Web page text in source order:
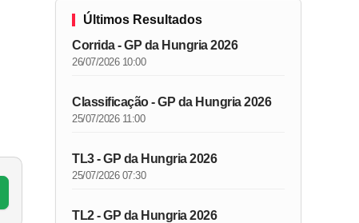
Últimos Resultados
Corrida - GP da Hungria 2026
26/07/2026 10:00
Classificação - GP da Hungria 2026
25/07/2026 11:00
TL3 - GP da Hungria 2026
25/07/2026 07:30
TL2 - GP da Hungria 2026